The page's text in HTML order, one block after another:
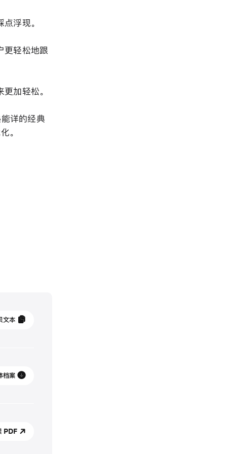
浮现。
更轻松地跟
加轻松。
详的经典
。
文本
档案
PDF